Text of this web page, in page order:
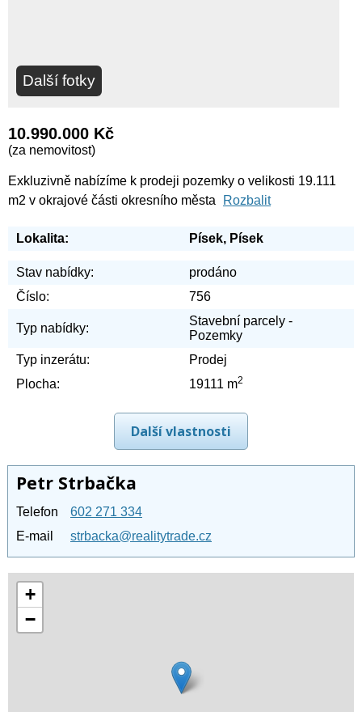
Další fotky
10.990.000 Kč
(za nemovitost)
Exkluzivně nabízíme k prodeji pozemky o velikosti 19.111
m2 v okrajové části okresního města
Rozbalit
Lokalita: Písek, Písek
Stav nabídky:
prodáno
Číslo:
756
Typ nabídky:
Stavební parcely -
Pozemky
Typ inzerátu:
Prodej
Plocha:
19111 m2
Další vlastnosti
Petr Strbačka
Telefon
602 271 334
E-mail
strbacka@realitytrade.cz
+
−